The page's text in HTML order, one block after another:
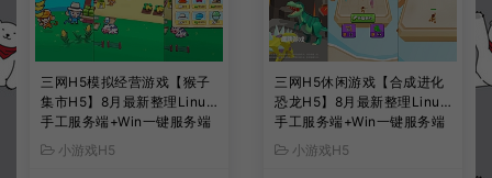
三网H5模拟经营游戏【猴子
集市H5】8月最新整理Linux
手工服务端+Win一键服务端
+解压即玩+简易安卓客户端
+详细搭建教程
小游戏H5
三网H5休闲游戏【合成进化
恐龙H5】8月最新整理Linux
手工服务端+Win一键服务端
+解压即玩+简易安卓客户端
+详细搭建教程
小游戏H5